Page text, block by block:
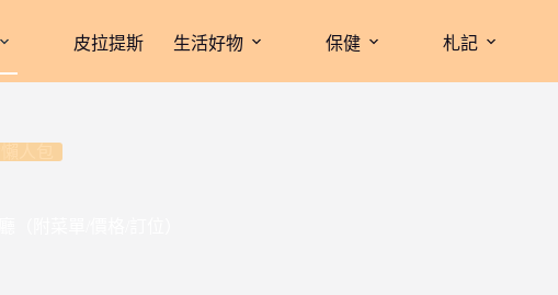
皮拉提斯 生活好物 保健 札記